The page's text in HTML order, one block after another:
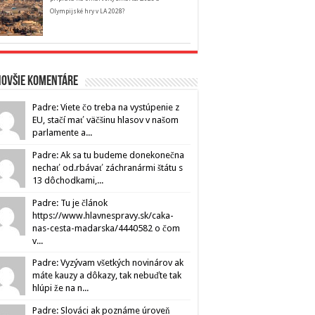
Olympijské hry v LA 2028?
komentáre
Padre: Viete čo treba na vystúpenie z
EU, stačí mať väčšinu hlasov v našom
parlamente a...
Padre: Ak sa tu budeme donekonečna
nechať od.rbávať záchranármi štátu s
13 dôchodkami,...
Padre: Tu je článok
https://www.hlavnespravy.sk/caka-
nas-cesta-madarska/4440582 o čom
v...
Padre: Vyzývam všetkých novinárov ak
máte kauzy a dôkazy, tak nebuďte tak
hlúpi že na n...
Padre: Slováci ak poznáme úroveň